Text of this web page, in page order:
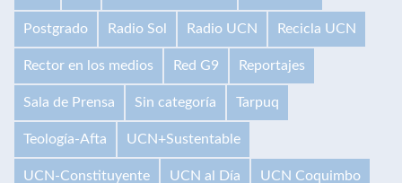
Postgrado Radio Sol Radio UCN Recicla UCN
Rector en los medios Red G9 Reportajes
Sala de Prensa Sin categoría Tarpuq
Teología-Afta UCN+Sustentable
UCN-Constituyente UCN al Día UCN Coquimbo